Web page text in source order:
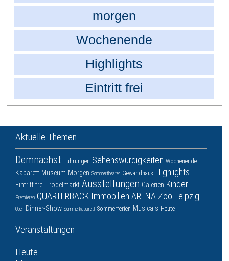
morgen
Wochenende
Highlights
Eintritt frei
Aktuelle Themen
Demnächst Führungen Sehenswürdigkeiten Wochenende
Kabarett Museum Morgen Sommertheater Gewandhaus Highlights
Eintritt frei Trödelmarkt Ausstellungen Galerien Kinder
Premieren QUARTERBACK Immobilien ARENA Zoo Leipzig
Oper Dinner-Show Sommerkabarett Sommerferien Musicals Heute
Veranstaltungen
Heute